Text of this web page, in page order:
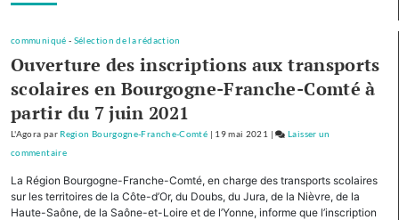
plan
d’investissement
pour
montagne
communiqué - Sélection de la rédaction
Ouverture des inscriptions aux transports
scolaires en Bourgogne-Franche-Comté à
partir du 7 juin 2021
L'Agora par Region Bourgogne-Franche-Comté | 19 mai 2021 |
Laisser un
commentaireon
autres
La Région Bourgogne-Franche-Comté, en charge des transports scolaires
sur les territoires de la Côte-d’Or, du Doubs, du Jura, de la Nièvre, de la
Haute-Saône, de la Saône-et-Loire et de l’Yonne, informe que l’inscription